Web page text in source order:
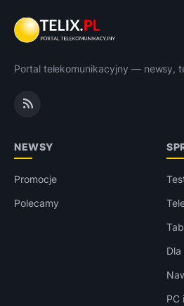
Portal telekomunikacyjny — newsy,
NEWSY
Promocje
Polecamy
Dla
PC